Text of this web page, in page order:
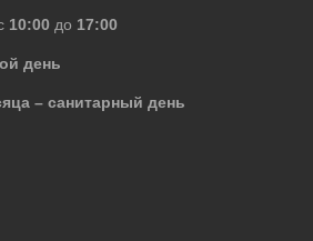
10:00 до 17:00
день
– санитарный день